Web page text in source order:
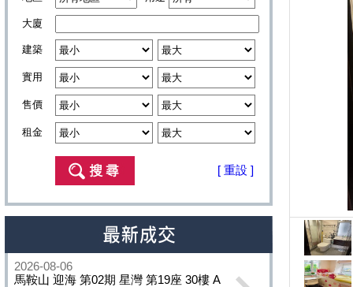
大廈
建築
實用
售價
租金
[ 重設 ]
2026-08-06
馬鞍山 迎海 第02期 星灣 第19座 30樓 A